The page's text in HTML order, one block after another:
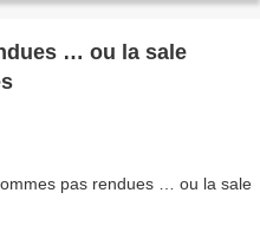
… ou la sale